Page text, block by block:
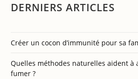
DERNIERS ARTICLES
Créer un cocon d’immunité pour sa
Quelles méthodes naturelles aident à
fumer ?